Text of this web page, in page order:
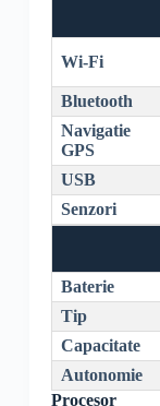
Wi-Fi
Bluetooth
Navigatie
GPS
USB
Senzori
Baterie
Tip
Capacitate
Autonomie
Procesor